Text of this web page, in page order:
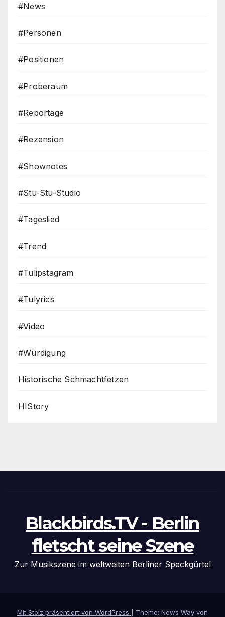
#News
#Personen
#Positionen
#Proberaum
#Reportage
#Rezension
#Shownotes
#Stu-Stu-Studio
#Tageslied
#Trend
#Tulipstagram
#Tulyrics
#Video
#Würdigung
Historische Schmachtfetzen
HIStory
Blackbirds.TV - Berlin
fletscht seine Szene
Zur Musikszene im weltweiten Berliner Speckgürtel
Mit Stolz präsentiert von WordPress Theme: News Way von